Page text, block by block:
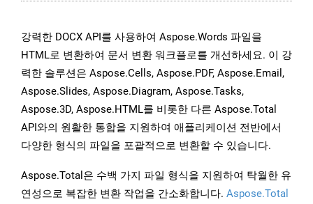
강력한 DOCX API를 사용하여 Aspose.Words 파일을
HTML로 변환하여 문서 변환 워크플로를 개선하세요. 이 강
력한 솔루션은 Aspose.Cells, Aspose.PDF, Aspose.Email,
Aspose.Slides, Aspose.Diagram, Aspose.Tasks,
Aspose.3D, Aspose.HTML를 비롯한 다른 Aspose.Total
API와의 원활한 통합을 지원하여 애플리케이션 전반에서
다양한 형식의 파일을 포괄적으로 변환할 수 있습니다.
Aspose.Total은 수백 가지 파일 형식을 지원하여 탁월한 유
연성으로 복잡한 변환 작업을 간소화합니다. Aspose.Total